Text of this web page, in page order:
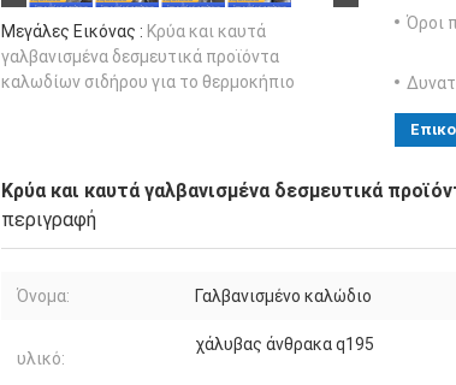
Μεγάλες Εικόνας : Κρύα και καυτά
γαλβανισμένα δεσμευτικά προϊόντα
καλωδίων σιδήρου για το θερμοκήπιο
Όροι
Κρύα και καυτά γαλβανισμένα δεσμευτικά
περιγραφή
Όνομα: Γαλβανισμένο καλώδιο
υλικό:
χάλυβας άνθρακα q195